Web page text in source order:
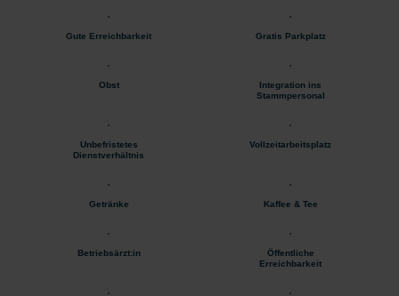
Gute Erreichbarkeit Gratis Parkplatz
Obst
Integration ins
Stammpersonal
Unbefristetes
Dienstverhältnis
Vollzeitarbeitsplatz
Getränke Kaffee & Tee
Betriebsärzt:in
Öffentliche
Erreichbarkeit